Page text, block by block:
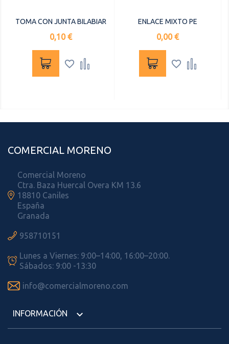
TOMA CON JUNTA BILABIAR
Precio
0,10 €
 
ENLACE MIXTO PE
Precio
0,00 €
 
COMERCIAL MORENO

Comercial Moreno
Ctra. Baza Huercal Overa KM 13.6
18810 Caniles
España
Granada
 958710151

Lunes a Viernes: 9:00–14:00, 16:00–20:00.
Sábados: 9:00 -13:30
 info@comercialmoreno.com
INFORMACIÓN 